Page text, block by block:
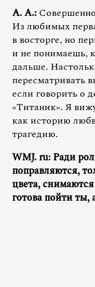
А. А.:
Из любимых
в восторге, но
и не понимаешь,
дальше.
пересматривать
если говорить о
«Титаник». Я
как историю
трагедию.
WMJ. ru: Ради
поправляются,
цвета,
готова пойти ты,